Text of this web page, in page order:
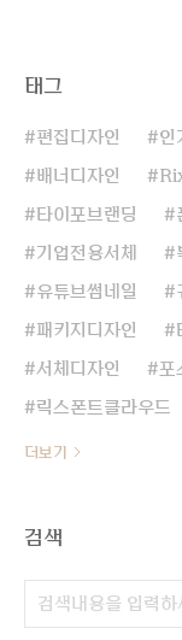
태그
편집디자인 인
배너디자인
타이포브랜딩
기업전용서체
유튜브썸네일
패키지디자인
서체디자인 포
릭스폰트클라우드
더보기
검색